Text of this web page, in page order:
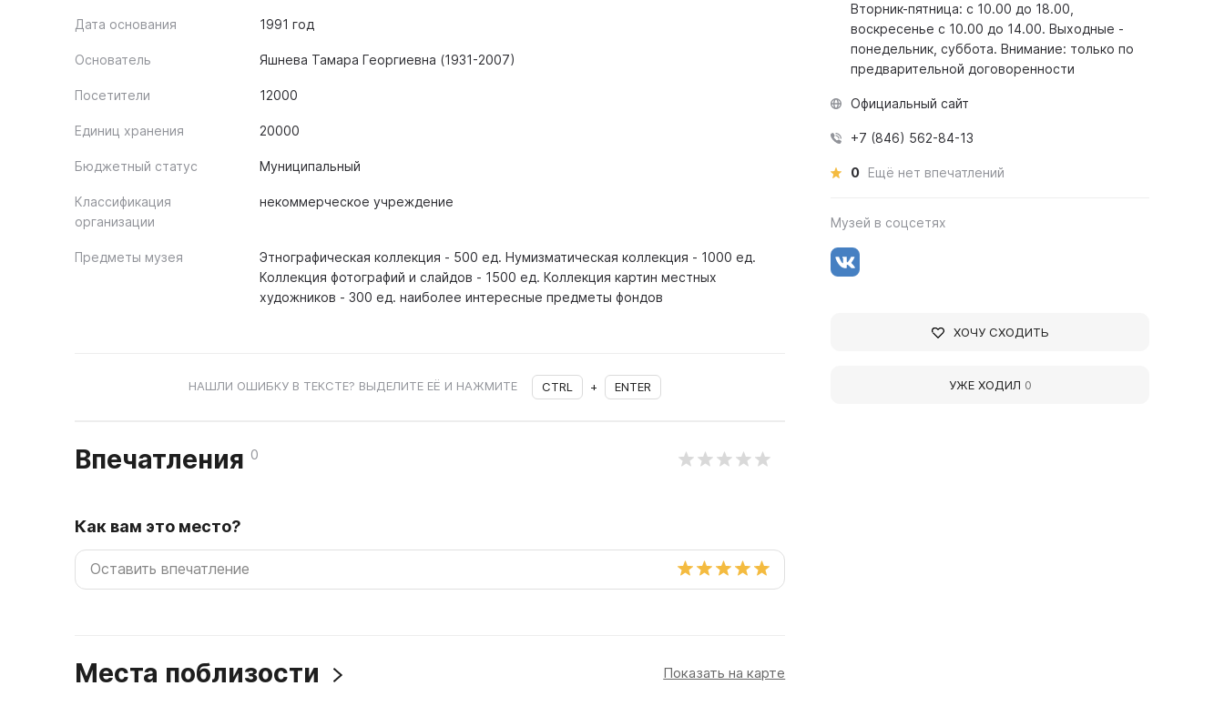
Дата основания 1991 год
Основатель Яшнева Тамара Георгиевна (1931-2007)
Посетители 12000
Единиц хранения 20000
Бюджетный статус Муниципальный
Классификация
организации
некоммерческое учреждение
Предметы музея
Этнографическая коллекция - 500 ед. Нумизматическая коллекция - 1000 ед.
Коллекция фотографий и слайдов - 1500 ед. Коллекция картин местных
художников - 300 ед. наиболее интересные предметы фондов
НАШЛИ ОШИБКУ В ТЕКСТЕ? ВЫДЕЛИТЕ ЕЁ И НАЖМИТЕ CTRL + ENTER
Впечатления 0
Как вам это место?
Места поблизости Показать на карте
Вторник-пятница: с 10.00 до 18.00,
воскресенье с 10.00 до 14.00. Выходные -
понедельник, суббота. Внимание: только по
предварительной договоренности
Официальный сайт
+7 (846) 562-84-13
0 Ещё нет впечатлений
Музей в соцсетях
ХОЧУ СХОДИТЬ
УЖЕ ХОДИЛ 0